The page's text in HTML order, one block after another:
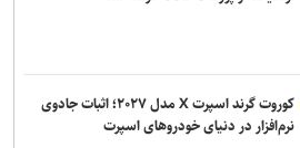
کوروت گرند اسپرت X مدل ۲۰۲۷؛ اثبات جادوی
نرم‌افزار در دنیای خودروهای اسپرت